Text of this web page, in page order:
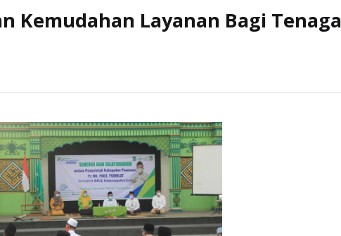
Kemudahan Layanan Bagi Tenaga